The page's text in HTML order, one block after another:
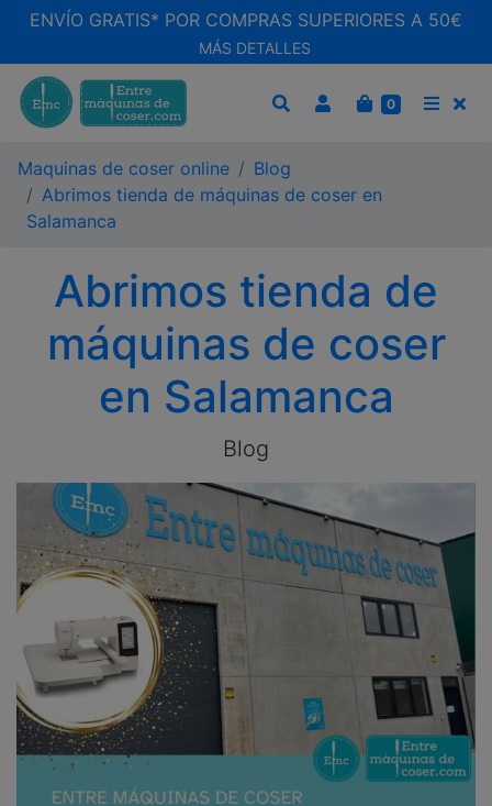
ENVÍO GRATIS* POR COMPRAS SUPERIORES A 50€
MÁS DETALLES
CARRITO
0
Maquinas de coser online
Blog
Abrimos tienda de máquinas de coser en
Salamanca
Abrimos tienda de
máquinas de coser
en Salamanca
Blog